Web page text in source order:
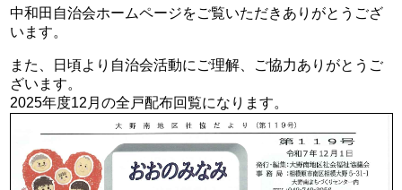
中和田自治会ホームページをご覧いただきありがとうござ
います。
また、日頃より自治会活動にご理解、ご協力ありがとうご
ざいます。
2025年度12月の全戸配布回覧になります。